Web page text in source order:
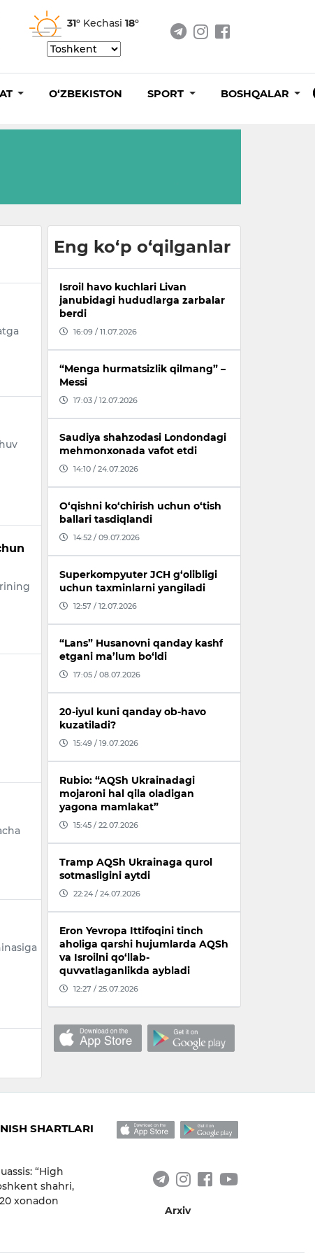
31° Kechasi 18°
O‘ZBEKISTON SPORT BOSHQALAR
Eng ko‘p o‘qilganlar
Isroil havo kuchlari Livan
janubidagi hududlarga zarbalar
berdi
16:09 / 11.07.2026
“Menga hurmatsizlik qilmang” –
Messi
17:03 / 12.07.2026
Saudiya shahzodasi Londondagi
mehmonxonada vafot etdi
14:10 / 24.07.2026
O‘qishni ko‘chirish uchun o‘tish
ballari tasdiqlandi
14:52 / 09.07.2026
Superkompyuter JCH g‘olibligi
uchun taxminlarni yangiladi
12:57 / 12.07.2026
“Lans” Husanovni qanday kashf
etgani ma’lum bo‘ldi
17:05 / 08.07.2026
20-iyul kuni qanday ob-havo
kuzatiladi?
15:49 / 19.07.2026
Rubio: “AQSh Ukrainadagi
mojaroni hal qila oladigan
yagona mamlakat”
15:45 / 22.07.2026
Tramp AQSh Ukrainaga qurol
sotmasligini aytdi
22:24 / 24.07.2026
Eron Yevropa Ittifoqini tinch
aholiga qarshi hujumlarda AQSh
va Isroilni qo‘llab-
quvvatlaganlikda aybladi
12:27 / 25.07.2026
SHARTLARI
“High
shahri,
xonadon
Arxiv